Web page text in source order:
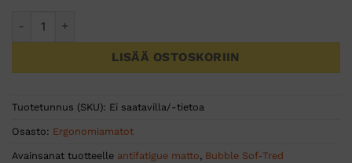
LISÄÄ OSTOSKORIIN
Tuotetunnus (SKU): Ei saatavilla/-tietoa
Osasto: Ergonomiamatot
Avainsanat tuotteelle antifatigue matto, Bubble Sof-Tred